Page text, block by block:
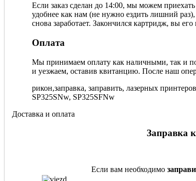
Если заказ сделан до 14:00, мы можем
удобнее как нам (не нужно ездить лишний
снова заработает. Закончился картридж, вы
Оплата
Мы принимаем оплату как наличными, так и
и уезжаем, оставив квитанцию. После наш
рикон,заправка, заправить, лазерных
SP325SNw, SP325SFNw
Доставка и оплата
Заправка
Если вам необходимо